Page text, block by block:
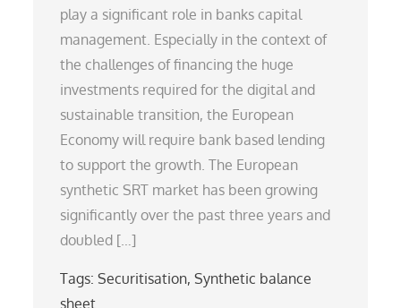
play a significant role in banks capital
management. Especially in the context of
the challenges of financing the huge
investments required for the digital and
sustainable transition, the European
Economy will require bank based lending
to support the growth. The European
synthetic SRT market has been growing
significantly over the past three years and
doubled […]
Tags:Securitisation,Synthetic balance
sheet